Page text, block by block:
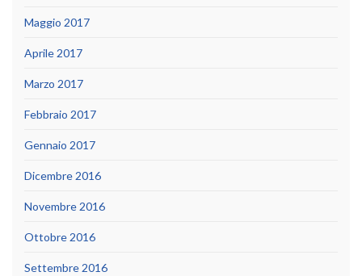
Maggio 2017
Aprile 2017
Marzo 2017
Febbraio 2017
Gennaio 2017
Dicembre 2016
Novembre 2016
Ottobre 2016
Settembre 2016